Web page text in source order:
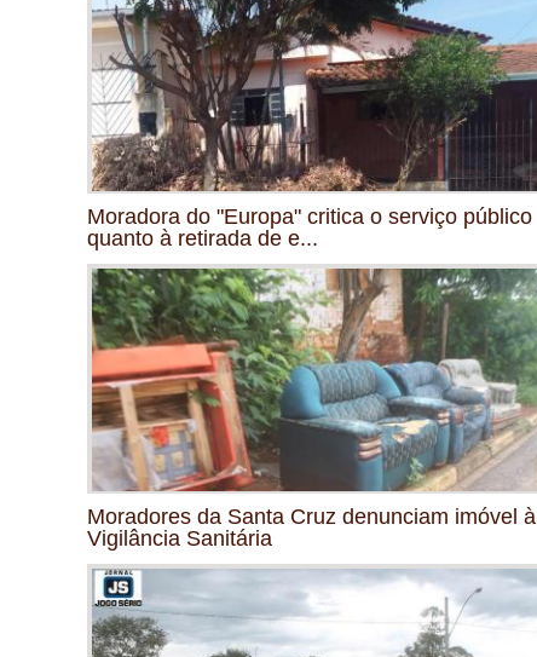
Moradora do "Europa" critica o serviço público
quanto à retirada de e...
Moradores da Santa Cruz denunciam imóvel à
Vigilância Sanitária